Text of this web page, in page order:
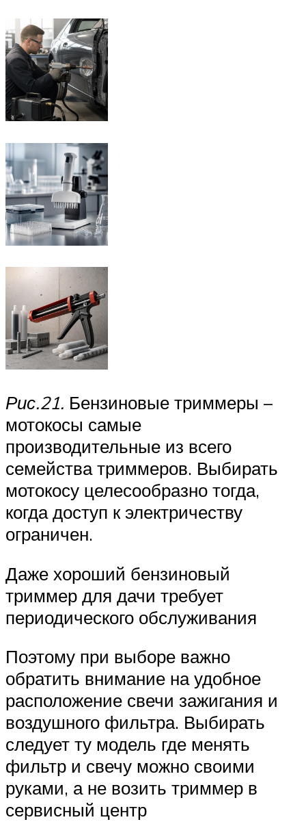
Рис.21. Бензиновые триммеры –
мотокосы самые
производительные из всего
семейства триммеров. Выбирать
мотокосу целесообразно тогда,
когда доступ к электричеству
ограничен.
Даже хороший бензиновый
триммер для дачи требует
периодического обслуживания
Поэтому при выборе важно
обратить внимание на удобное
расположение свечи зажигания и
воздушного фильтра. Выбирать
следует ту модель где менять
фильтр и свечу можно своими
руками, а не возить триммер в
сервисный центр